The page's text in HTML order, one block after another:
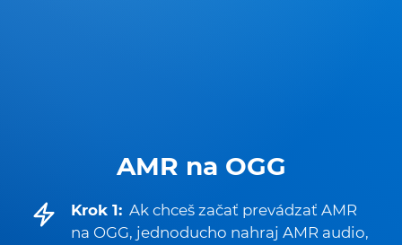
AMR na OGG
Krok 1: Ak chceš začať prevádzať AMR
na OGG, jednoducho nahraj AMR audio,